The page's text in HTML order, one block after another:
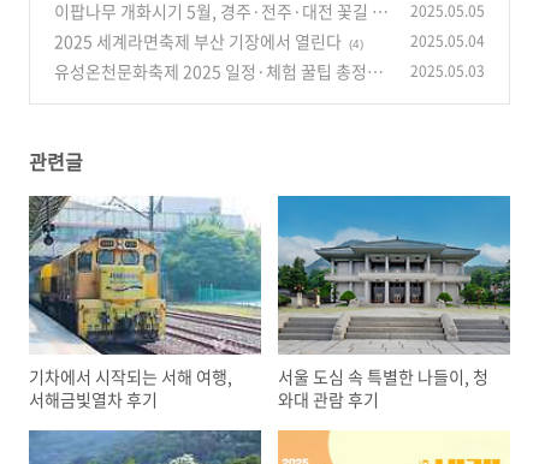
이팝나무 개화시기 5월, 경주·전주·대전 꽃길 총
정리
(4)
2025.05.05
2025 세계라면축제 부산 기장에서 열린다 (4) 2025.05.04
유성온천문화축제 2025 일정·체험 꿀팁 총정리 2025.05.03
관련글
기차에서 시작되는 서해 여행,
서해금빛열차 후기
서울 도심 속 특별한 나들이, 청
와대 관람 후기